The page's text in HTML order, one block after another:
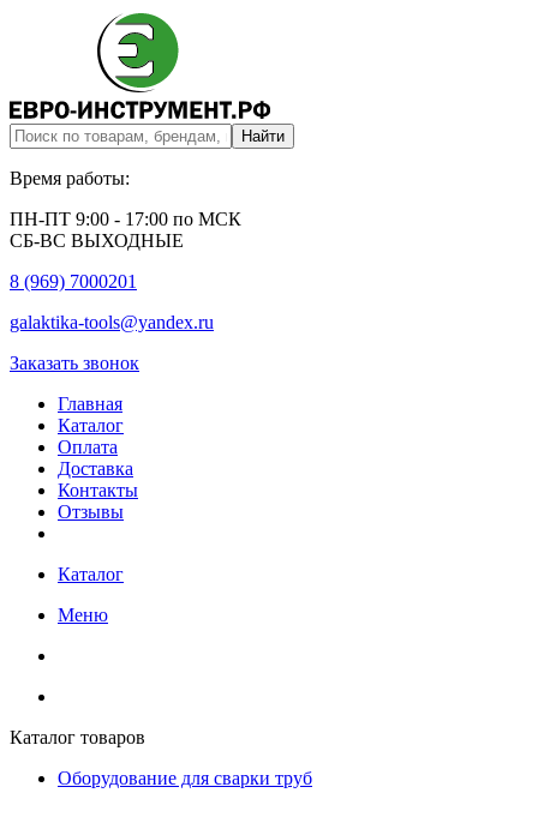
Время работы:
ПН-ПТ 9:00 - 17:00 по МСК
СБ-ВС ВЫХОДНЫЕ
8 (969) 7000201
galaktika-tools@yandex.ru
Заказать звонок
Главная
Каталог
Оплата
Доставка
Контакты
Отзывы
Каталог
Меню
Каталог товаров
Оборудование для сварки труб